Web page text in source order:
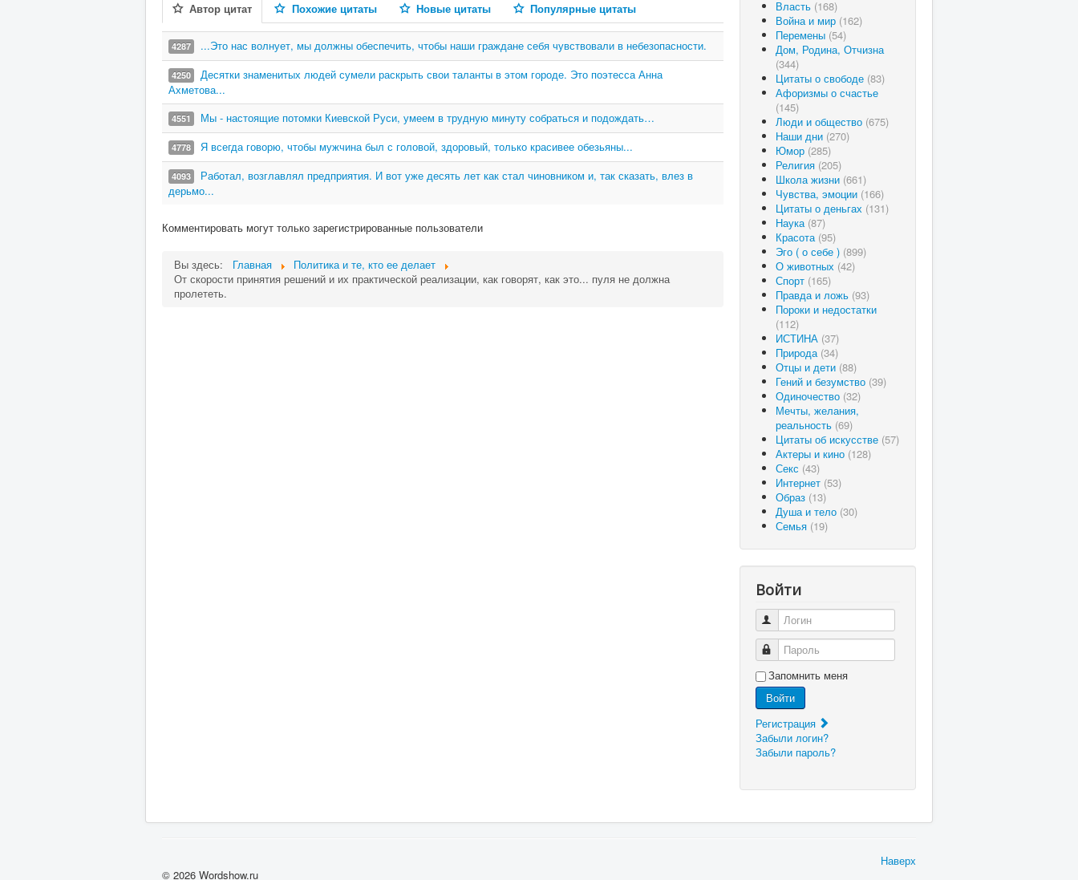
Автор цитат Похожие цитаты Новые цитаты Популярные цитаты
4287 ...Это нас волнует, мы должны обеспечить, чтобы наши граждане себя чувствовали в небезопасности.
4250
Десятки знаменитых людей сумели раскрыть свои таланты в этом городе. Это поэтесса Анна
Ахметова...
4551 Мы - настоящие потомки Киевской Руси, умеем в трудную минуту собраться и подождать…
4778 Я всегда говорю, чтобы мужчина был с головой, здоровый, только красивее обезьяны...
4093
Работал, возглавлял предприятия. И вот уже десять лет как стал чиновником и, так сказать, влез в
дерьмо...
Комментировать могут только зарегистрированные пользователи
Вы здесь: Главная
Политика и те, кто ее делает
От скорости принятия решений и их практической реализации, как говорят, как это... пуля не должна
пролететь.
Власть (168)
Война и мир (162)
Перемены (54)
Дом, Родина, Отчизна
(344)
Цитаты о свободе (83)
Афоризмы о счастье
(145)
Люди и общество (675)
Наши дни (270)
Юмор (285)
Религия (205)
Школа жизни (661)
Чувства, эмоции (166)
Цитаты о деньгах (131)
Наука (87)
Красота (95)
Эго ( о себе ) (899)
О животных (42)
Спорт (165)
Правда и ложь (93)
Пороки и недостатки
(112)
ИСТИНА (37)
Природа (34)
Отцы и дети (88)
Гений и безумство (39)
Одиночество (32)
Мечты, желания,
реальность (69)
Цитаты об искусстве (57)
Актеры и кино (128)
Секс (43)
Интернет (53)
Образ (13)
Душа и тело (30)
Семья (19)
Войти
Логин
Пароль
Запомнить меня
Войти
Регистрация
Забыли логин?
Забыли пароль?
Наверх
© 2026 Wordshow.ru